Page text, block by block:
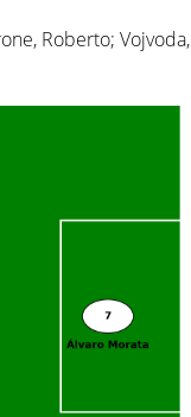
Roberto; Vojvoda,